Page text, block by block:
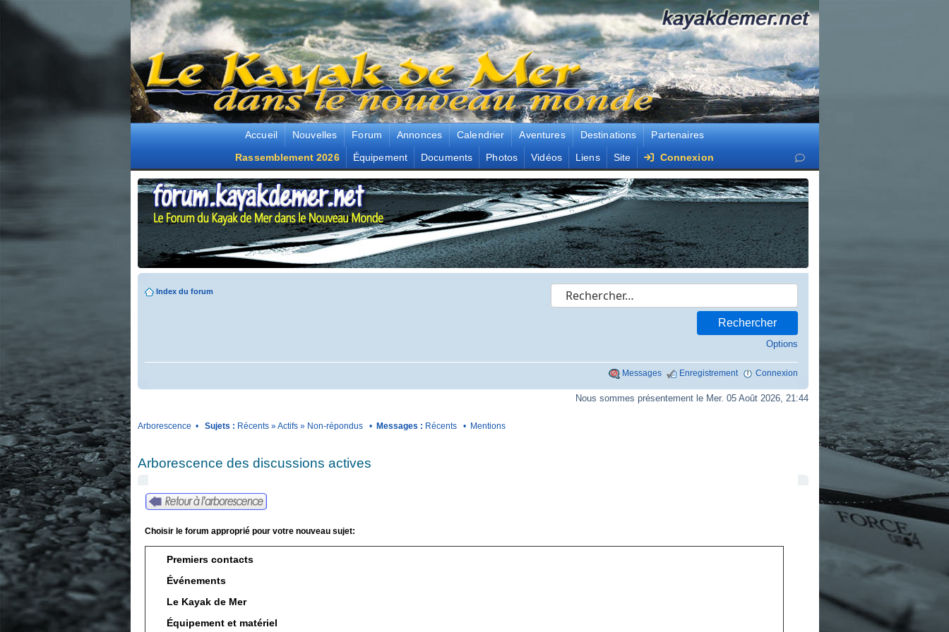
Accueil Nouvelles Forum Annonces Calendrier Aventures Destinations
Partenaires
Rassemblement 2026
Équipement Documents Photos Vidéos Liens Site Connexion
Index du forum
Options
Messages Enregistrement Connexion
Nous sommes présentement le Mer. 05 Août 2026, 21:44
Arborescence • Sujets : Récents»Actifs» Non-répondus• Messages : Récents• Mentions
Arborescence des discussions actives
Choisir le forum approprié pour votre nouveau sujet:
Premiers contacts
Événements
Le Kayak de Mer
Équipement et matériel